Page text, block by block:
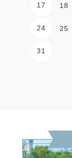
17 18
24 25
31